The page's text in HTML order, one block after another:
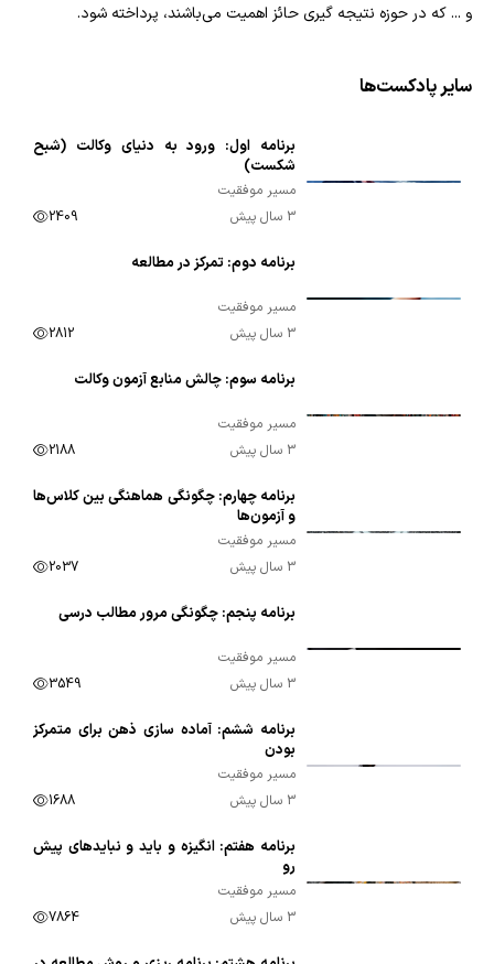
و ... که در حوزه نتیجه گیری حائز اهمیت می‌باشند، پرداخته شود.
سایر پادکست‌ها
برنامه اول: ورود به دنیای وکالت (شبح
شکست)
مسیر موفقیت
3 سال پیش
2409
برنامه دوم: تمرکز در مطالعه
مسیر موفقیت
3 سال پیش
2812
برنامه سوم: چالش منابع آزمون وکالت
مسیر موفقیت
3 سال پیش
2188
برنامه چهارم: چگونگی هماهنگی بین کلاس‌ها
و آزمون‌ها
مسیر موفقیت
3 سال پیش
2037
برنامه پنجم: چگونگی مرور مطالب درسی
مسیر موفقیت
3 سال پیش
3549
برنامه ششم: آماده سازی ذهن برای متمرکز
بودن
مسیر موفقیت
3 سال پیش
1688
برنامه هفتم: انگیزه و باید و نبایدهای پیش
رو
مسیر موفقیت
3 سال پیش
7864